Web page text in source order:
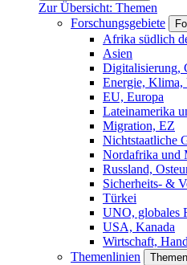
Zur Übersicht: Themen
Forschungsgebiete
Afrika südlich
Asien
Digitalisierung,
Energie, Klima,
EU, Europa
Lateinamerika
Migration, EZ
Nichtstaatliche
Nordafrika und
Russland,
Sicherheits- &
Türkei
UNO, globales
USA, Kanada
Wirtschaft,
Themenlinien